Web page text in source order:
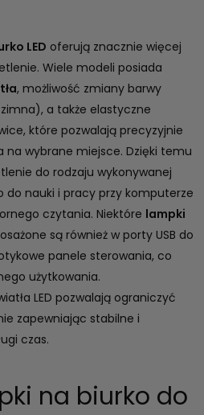
LED oferują znacznie więcej
. Wiele modeli posiada
, możliwość zmiany barwy
a także elastyczne
które pozwalają precyzyjnie
na wybrane miejsce. Dzięki temu
do rodzaju wykonywanej
do nauki i pracy przy komputerze
czytania. Niektóre lampki
są również w porty USB do
panele sterowania, co
użytkowania.
LED pozwalają ograniczyć
zapewniając stabilne i
czas.
na biurko do